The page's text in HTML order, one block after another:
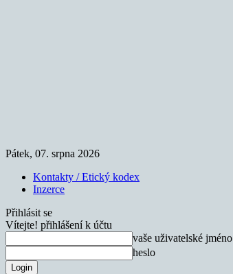
Pátek, 07. srpna 2026
Kontakty / Etický kodex
Inzerce
Přihlásit se
Vítejte! přihlášení k účtu
vaše uživatelské jméno
heslo